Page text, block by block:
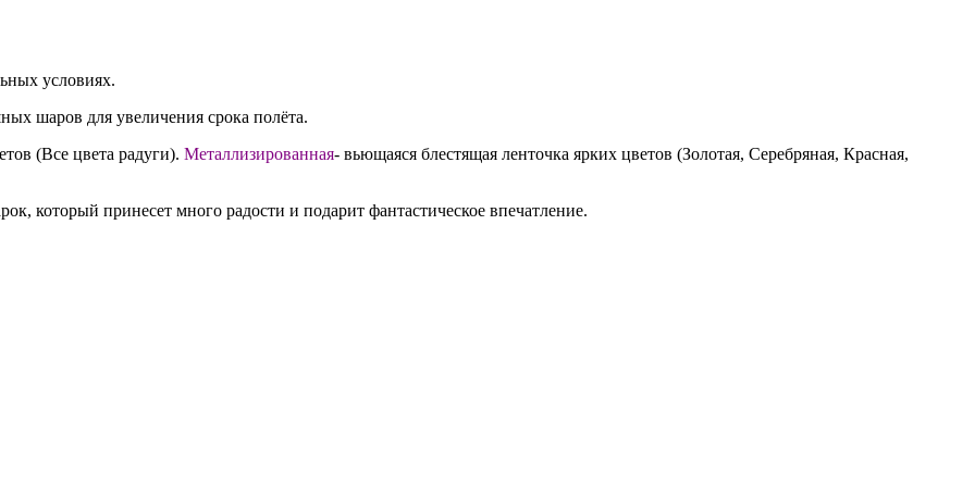
условиях.
шаров для увеличения срока полёта.
(Все цвета радуги). Металлизированная- вьющаяся блестящая ленточка ярких цветов (Золотая, Серебряная, Красная,
который принесет много радости и подарит фантастическое впечатление.